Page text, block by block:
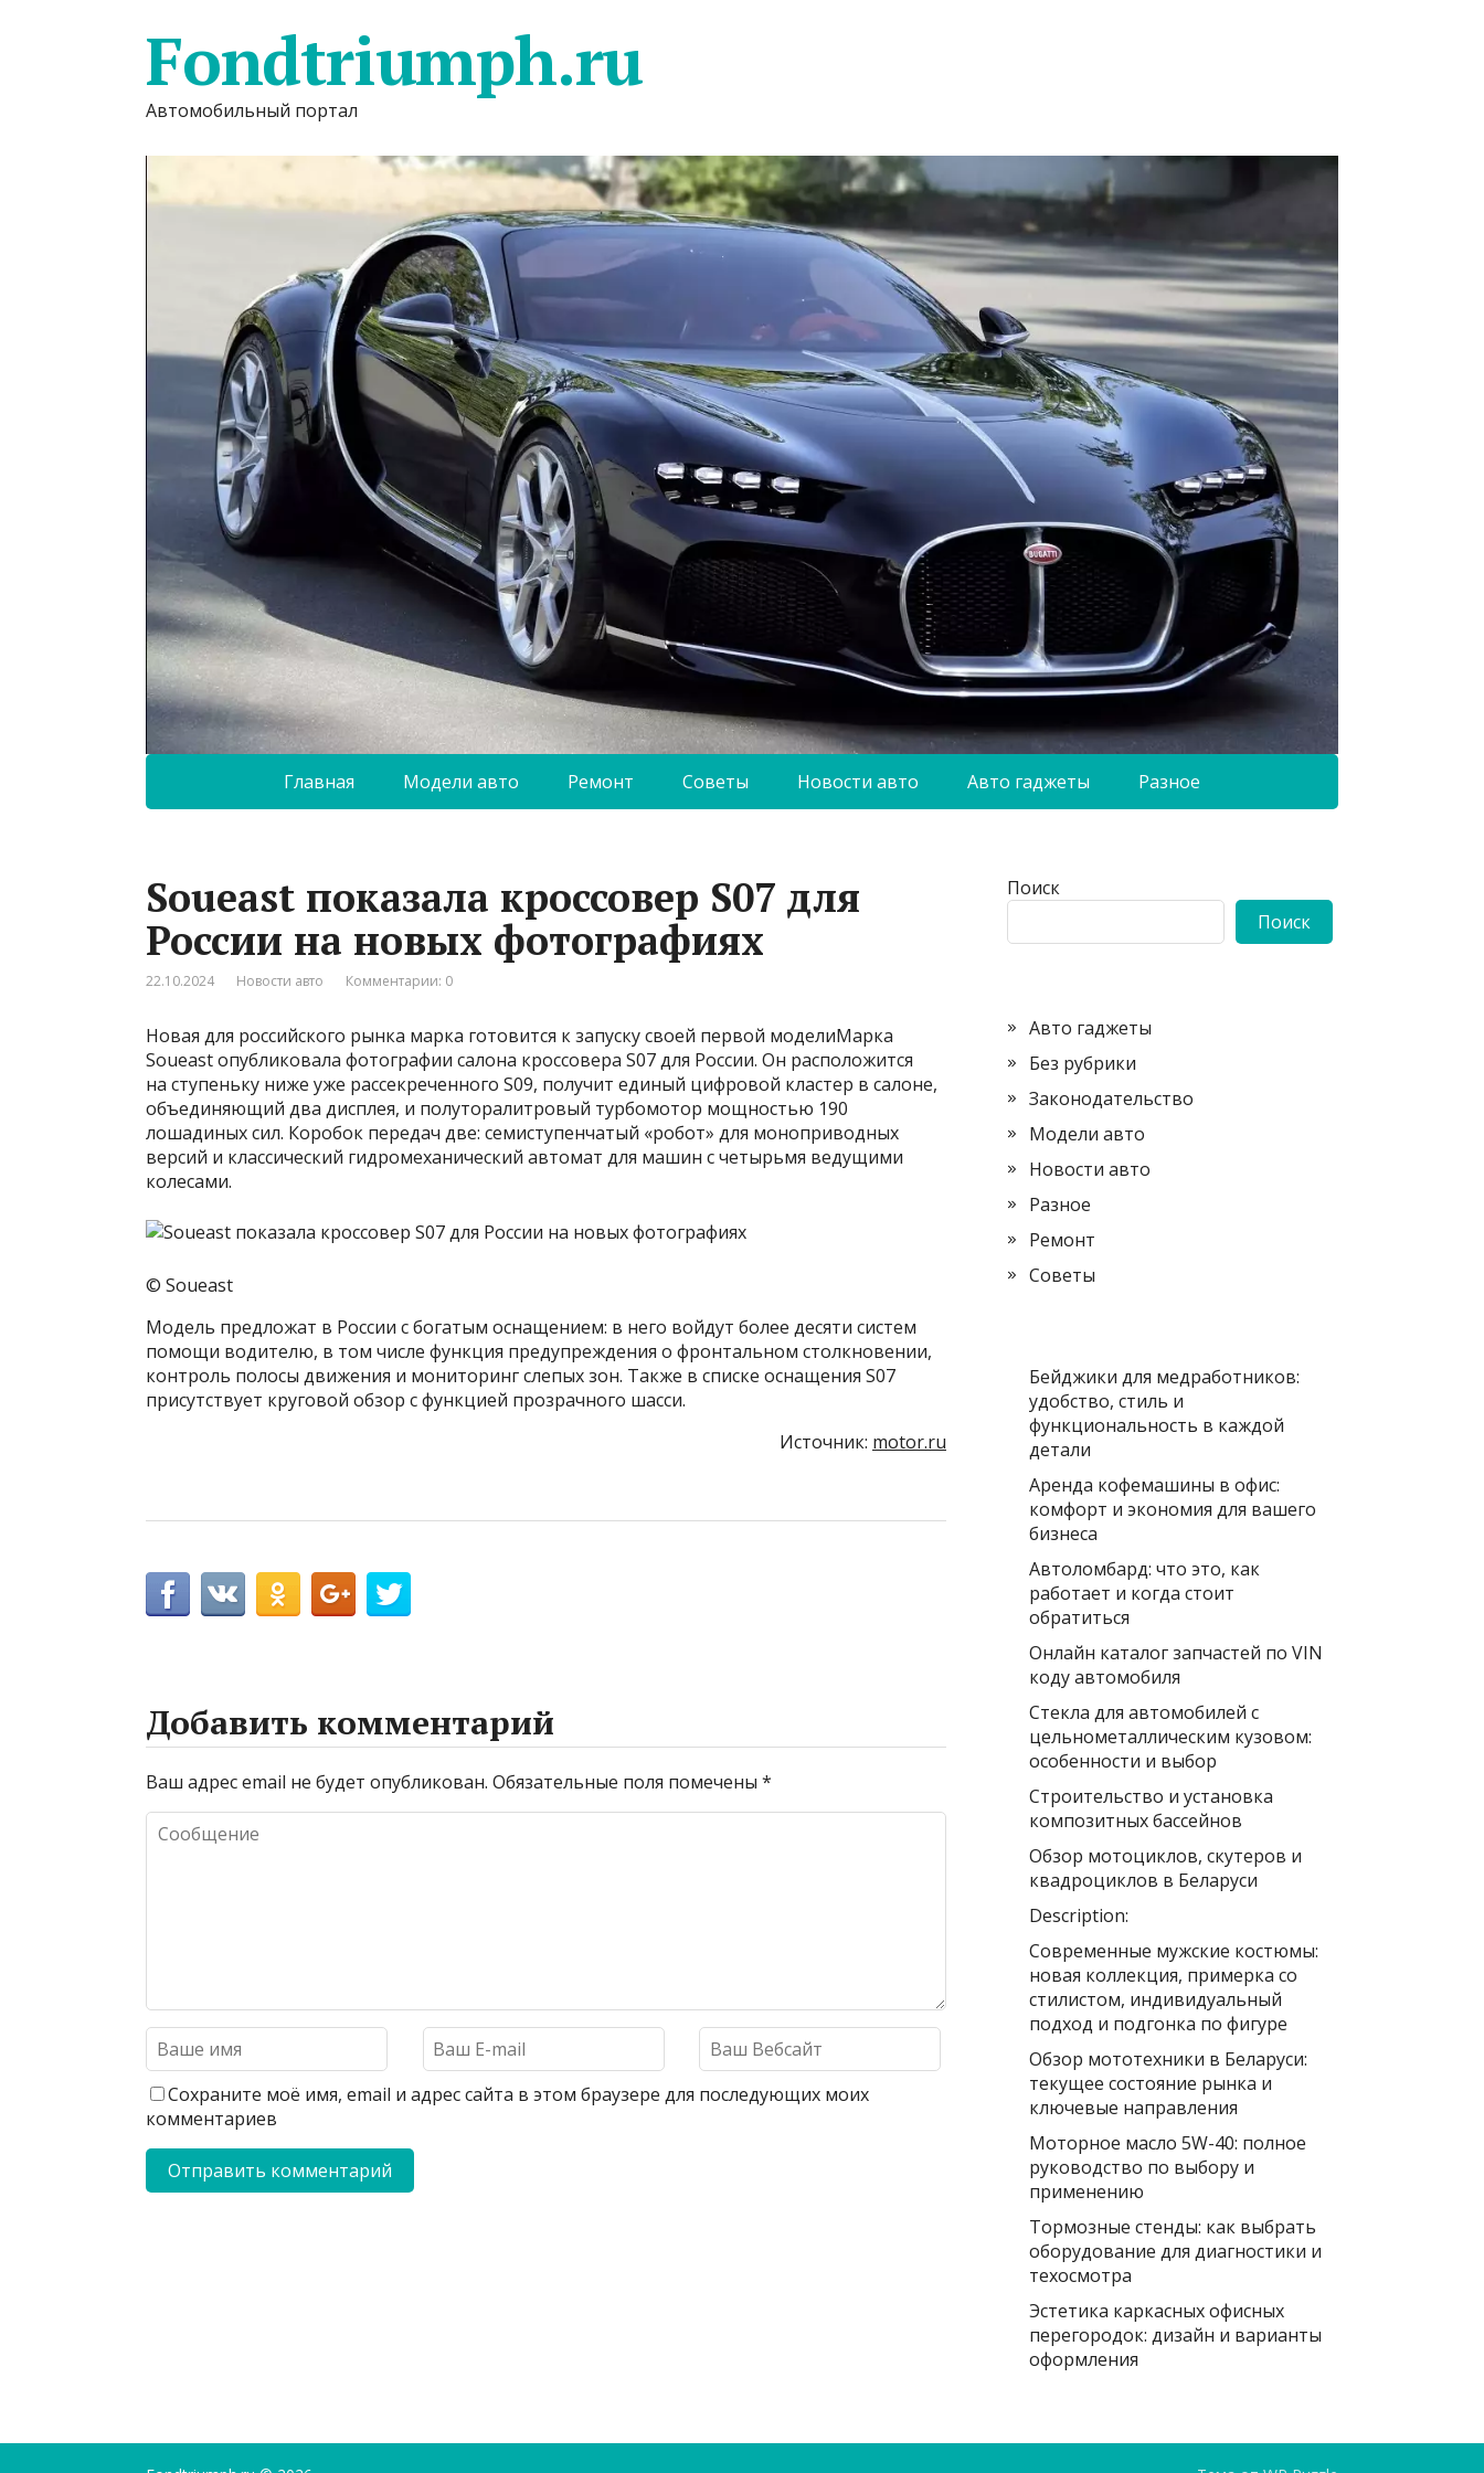
Fondtriumph.ru
Автомобильный портал
Главная Модели авто Ремонт Советы Новости авто Авто гаджеты Разное
Soueast показала кроссовер S07 для
России на новых фотографиях
22.10.2024 Новости авто Комментарии: 0
Новая для российского рынка марка готовится к запуску своей первой моделиМарка
Soueast опубликовала фотографии салона кроссовера S07 для России. Он расположится
на ступеньку ниже уже рассекреченного S09, получит единый цифровой кластер в салоне,
объединяющий два дисплея, и полуторалитровый турбомотор мощностью 190
лошадиных сил. Коробок передач две: семиступенчатый «робот» для моноприводных
версий и классический гидромеханический автомат для машин с четырьмя ведущими
колесами.
© Soueast
Модель предложат в России с богатым оснащением: в него войдут более десяти систем
помощи водителю, в том числе функция предупреждения о фронтальном столкновении,
контроль полосы движения и мониторинг слепых зон. Также в списке оснащения S07
присутствует круговой обзор с функцией прозрачного шасси.
Источник: motor.ru
Добавить комментарий
Ваш адрес email не будет опубликован. Обязательные поля помечены *
Сохраните моё имя, email и адрес сайта в этом браузере для последующих моих
комментариев
Поиск
Поиск
Авто гаджеты
Без рубрики
Законодательство
Модели авто
Новости авто
Разное
Ремонт
Советы
Бейджики для медработников:
удобство, стиль и
функциональность в каждой
детали
Аренда кофемашины в офис:
комфорт и экономия для вашего
бизнеса
Автоломбард: что это, как
работает и когда стоит
обратиться
Онлайн каталог запчастей по VIN
коду автомобиля
Стекла для автомобилей с
цельнометаллическим кузовом:
особенности и выбор
Строительство и установка
композитных бассейнов
Обзор мотоциклов, скутеров и
квадроциклов в Беларуси
Description:
Современные мужские костюмы:
новая коллекция, примерка со
стилистом, индивидуальный
подход и подгонка по фигуре
Обзор мототехники в Беларуси:
текущее состояние рынка и
ключевые направления
Моторное масло 5W-40: полное
руководство по выбору и
применению
Тормозные стенды: как выбрать
оборудование для диагностики и
техосмотра
Эстетика каркасных офисных
перегородок: дизайн и варианты
оформления